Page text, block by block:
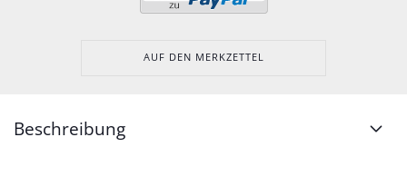
AUF DEN MERKZETTEL
Beschreibung